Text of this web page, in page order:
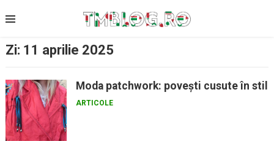
to
Zi: 11 aprilie 2025
Moda patchwork: povești cusute în stil
ARTICOLE